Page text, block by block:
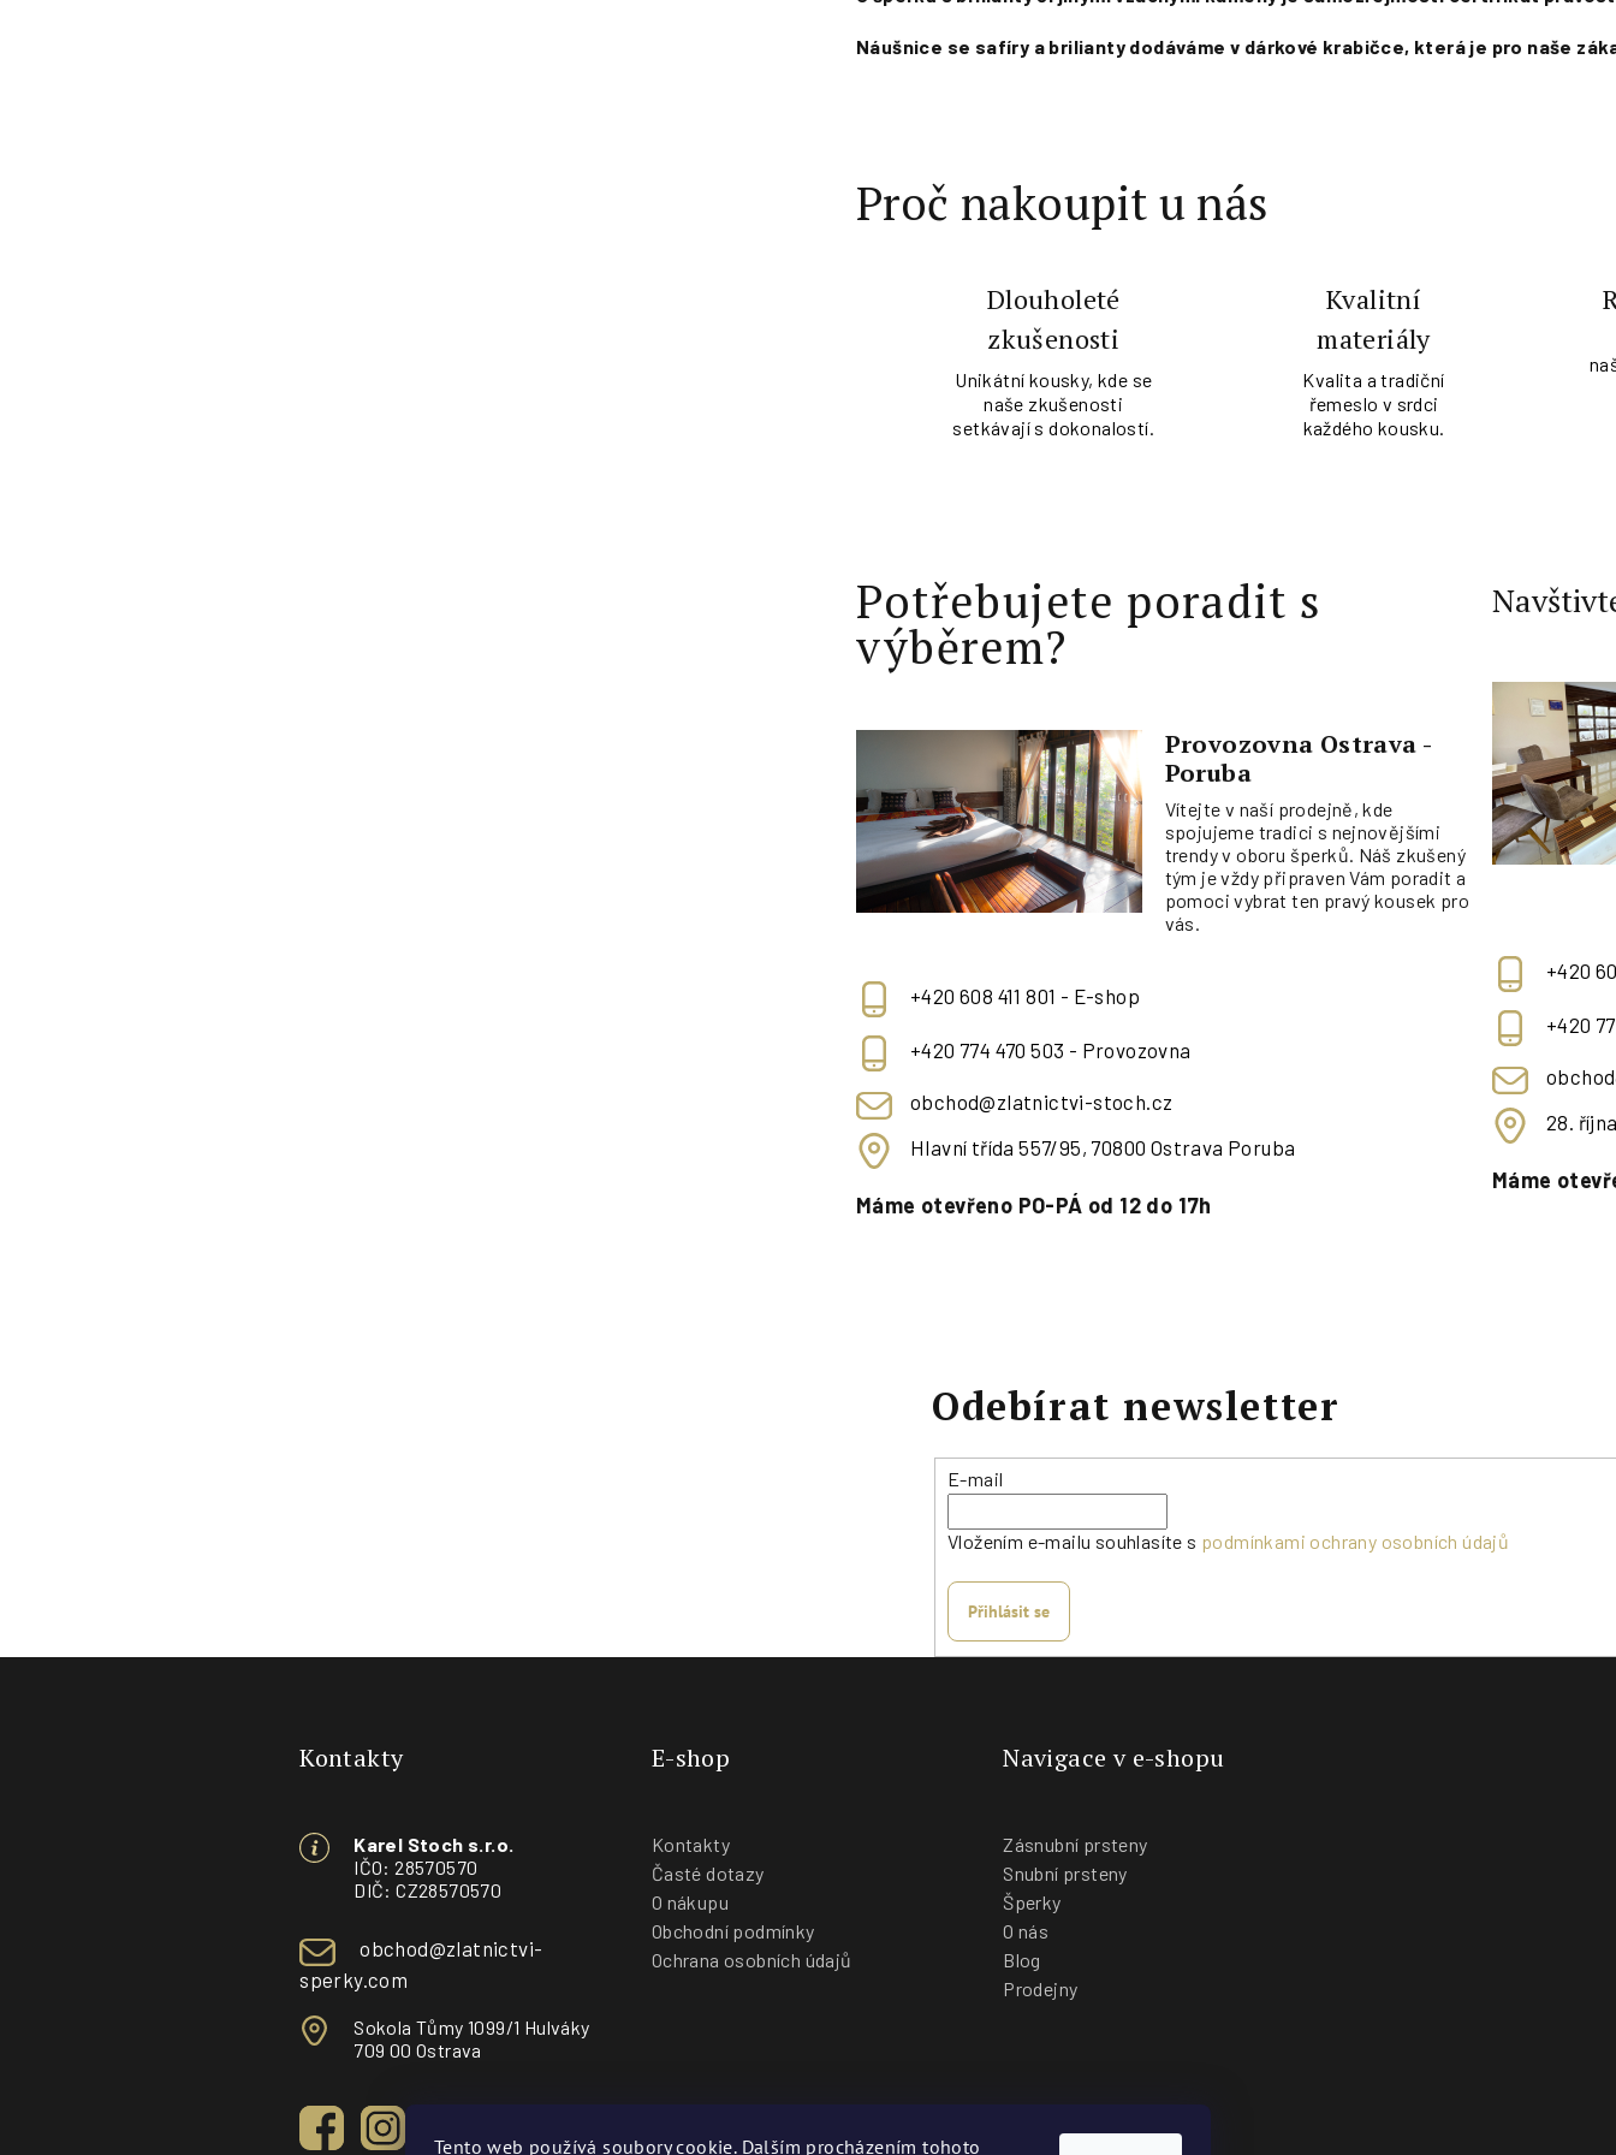
Tento web používá soubory cookie. Dalším procházením tohoto
Náušnice se safíry a brilianty dodáváme v dárkové krabičce, která je pro naše
Proč nakoupit u nás
Dlouholeté
zkušenosti
Unikátní kousky, kde se
naše zkušenosti
setkávají s dokonalostí.
Kvalitní
materiály
Kvalita a tradiční
řemeslo v srdci
každého kousku.
Potřebujete poradit s
výběrem?
Provozovna Ostrava -
Poruba
Vítejte v naší prodejně, kde
spojujeme tradici s nejnovějšími
trendy v oboru šperků. Náš zkušený
tým je vždy připraven Vám poradit a
pomoci vybrat ten pravý kousek pro
vás.
+420 608 411 801 - E-shop
+420 774 470 503 - Provozovna
obchod@zlatnictvi-stoch.cz
Hlavní třída 557/95, 70800 Ostrava Poruba
Máme otevřeno PO-PÁ od 12 do 17h
+420
+420
28.
Máme
Odebírat newsletter
E-mail
Vložením e-mailu souhlasíte s podmínkami ochrany osobních údajů
Přihlásit se
Kontakty
Karel Stoch s.r.o.
IČO: 28570570
DIČ: CZ28570570
obchod@zlatnictvi-
sperky.com
Sokola Tůmy 1099/1 Hulváky
709 00 Ostrava
E-shop
Kontakty
Časté dotazy
O nákupu
Obchodní podmínky
Ochrana osobních údajů
Navigace v e-shopu
Zásnubní prsteny
Snubní prsteny
Šperky
O nás
Blog
Prodejny